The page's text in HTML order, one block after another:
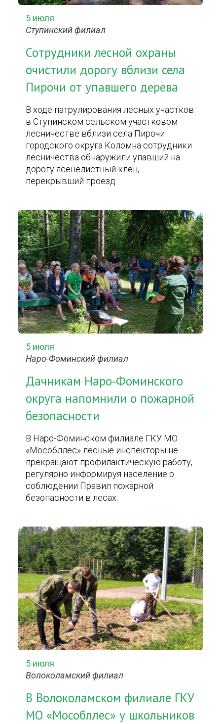
5 июля
Ступинский филиал
Сотрудники лесной охраны
очистили дорогу вблизи села
Пирочи от упавшего дерева
В ходе патрулирования лесных участков
в Ступинском сельском участковом
лесничестве вблизи села Пирочи
городского округа Коломна сотрудники
лесничества обнаружили упавший на
дорогу ясенелистный клен,
перекрывший проезд.
5 июля
Наро-Фоминский филиал
Дачникам Наро-Фоминского
округа напомнили о пожарной
безопасности
В Наро-Фоминском филиале ГКУ МО
«Мособллес» лесные инспекторы не
прекращают профилактическую работу,
регулярно информируя население о
соблюдении Правил пожарной
безопасности в лесах.
5 июля
Волоколамский филиал
В Волоколамском филиале ГКУ
МО «Мособллес» у школьников